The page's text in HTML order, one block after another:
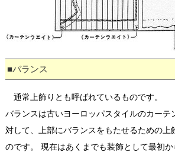
■バランス
通常上飾りとも呼ばれているものです。
バランスは古いヨーロッパスタイルのカーテ
対して、上部にバランスをもたせるための上
のです。 現在はあくまでも装飾として最初